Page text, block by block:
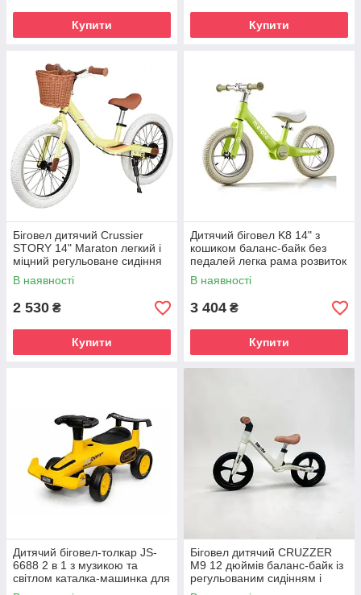
Купити Купити
Біговел дитячий Crussier
STORY 14" Maraton легкий і
міцний регульоване сидіння
та кермо надувні колеса для
дітей від 2 років
В наявності
2 530 ₴
Купити
Дитячий біговел K8 14" з
кошиком баланс-байк без
педалей легка рама розвиток
рівноваги та координації для
дітей 2-5 років
В наявності
3 404 ₴
Купити
Дитячий біговел-толкар JS-
6688 2 в 1 з музикою та
світлом каталка-машинка для
дітей від 1 року комфортне
Біговел дитячий CRUZZER
M9 12 дюймів баланс-байк із
регульованим сидінням і
кермом легкий безпедальний